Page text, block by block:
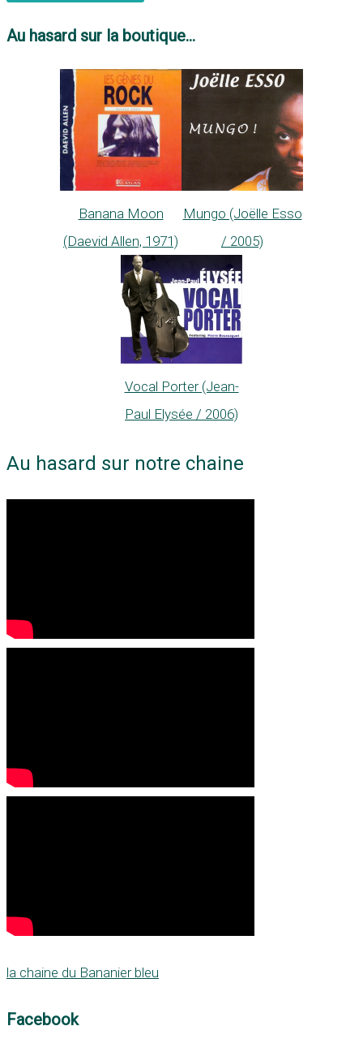
Au hasard sur la boutique...
Banana Moon
(Daevid Allen, 1971)
Mungo (Joëlle Esso
/ 2005)
Vocal Porter (Jean-
Paul Elysée / 2006)
Au hasard sur notre chaine
la chaine du Bananier bleu
Facebook